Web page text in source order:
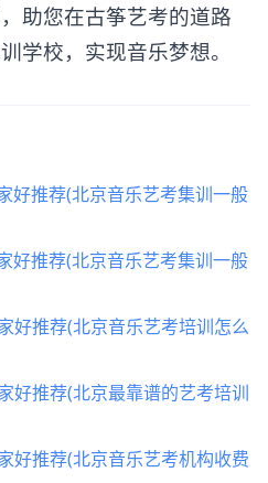
助您在古筝艺考的道路
学校，实现音乐梦想。
好推荐(北京音乐艺考集训一般
好推荐(北京音乐艺考集训一般
好推荐(北京音乐艺考培训怎么
好推荐(北京最靠谱的艺考培训
好推荐(北京音乐艺考机构收费